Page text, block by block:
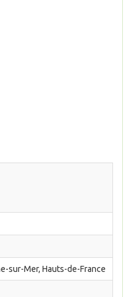
sur-Mer, Hauts-de-France